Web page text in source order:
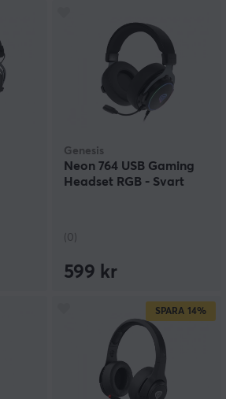
Genesis
Neon 764 USB Gaming
Headset RGB - Svart
(0)
599 kr
SPARA 14%